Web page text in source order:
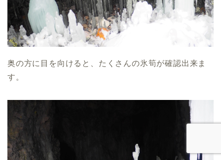
奥の方に目を向けると、たくさんの氷筍が確認出来ま
す。